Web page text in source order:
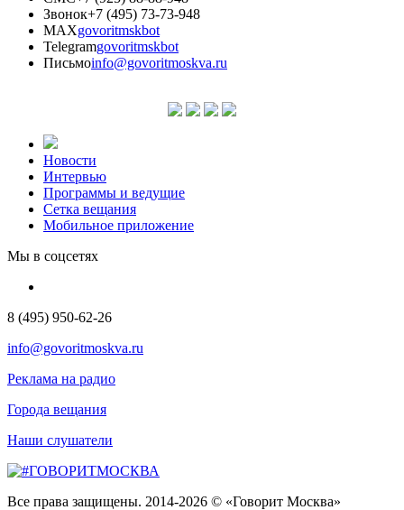
Звонок+7 (495) 73-73-948
MAXgovoritmskbot
Telegramgovoritmskbot
Письмоinfo@govoritmoskva.ru
Новости
Интервью
Программы и ведущие
Сетка вещания
Мобильное приложение
Мы в соцсетях
8 (495) 950-62-26
info@govoritmoskva.ru
Реклама на радио
Города вещания
Наши слушатели
Все права защищены. 2014-2026 © «Говорит Москва»